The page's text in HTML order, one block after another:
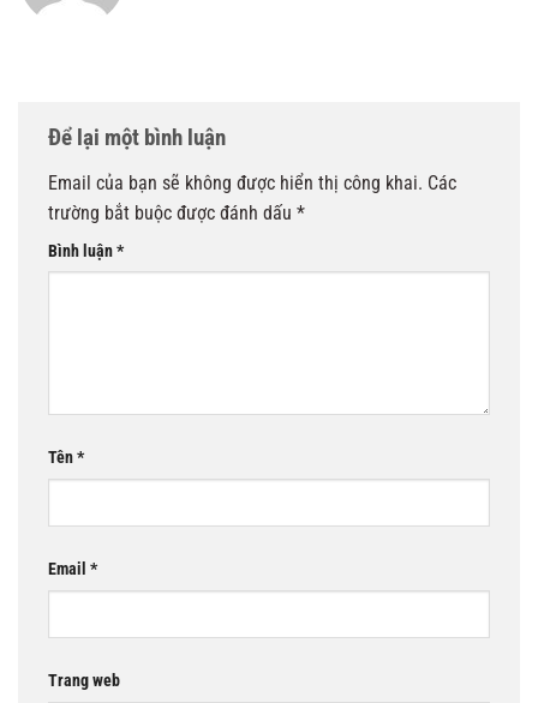
Để lại một bình luận
Email của bạn sẽ không được hiển thị công khai. Các
trường bắt buộc được đánh dấu *
Bình luận*
Tên*
Email *
Trang web